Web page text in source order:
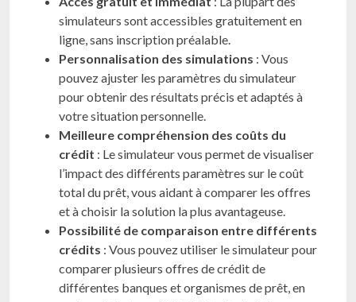
simulateurs sont accessibles gratuitement en
ligne, sans inscription préalable.
Personnalisation des simulations : Vous
pouvez ajuster les paramètres du simulateur
pour obtenir des résultats précis et adaptés à
votre situation personnelle.
Meilleure compréhension des coûts du
crédit : Le simulateur vous permet de visualiser
l’impact des différents paramètres sur le coût
total du prêt, vous aidant à comparer les offres
et à choisir la solution la plus avantageuse.
Possibilité de comparaison entre différents
crédits : Vous pouvez utiliser le simulateur pour
comparer plusieurs offres de crédit de
différentes banques et organismes de prêt, en